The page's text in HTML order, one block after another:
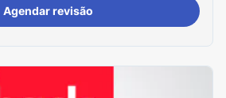
Agendar revisão